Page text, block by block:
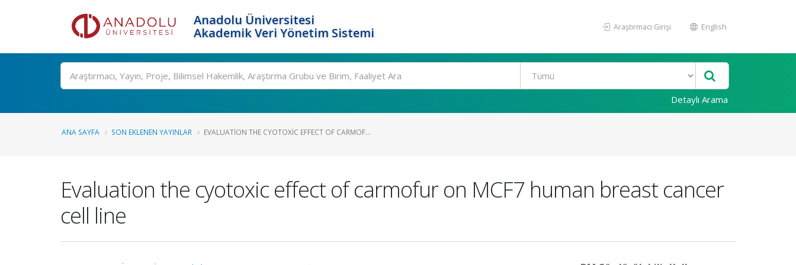
Anadolu Üniversitesi
Akademik Veri Yönetim Sistemi
Araştırmacı Girişi English
Ara
Detaylı Arama
ANA SAYFA SON EKLENEN YAYINLAR EVALUATION THE CYOTOXIC EFFECT OF CARMOF...
Evaluation the cyotoxic effect of carmofur on MCF7 human breast cancer
cell line